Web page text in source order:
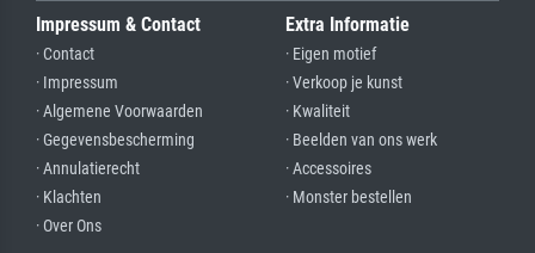
Impressum & Contact
· Contact
· Impressum
· Algemene Voorwaarden
· Gegevensbescherming
· Annulatierecht
· Klachten
· Over Ons
Extra Informatie
· Eigen motief
· Verkoop je kunst
· Kwaliteit
· Beelden van ons werk
· Accessoires
· Monster bestellen